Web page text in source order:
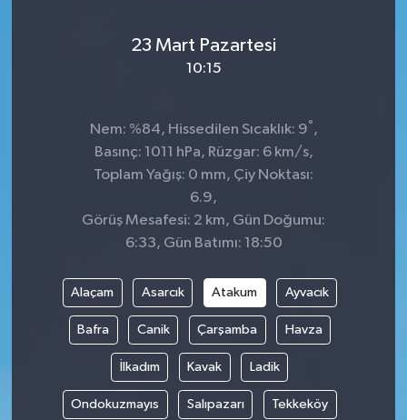
23 Mart Pazartesi
10:15
Nem: %84, Hissedilen Sıcaklık: 9°,
Basınç: 1011 hPa, Rüzgar: 6 km/s,
Toplam Yağış: 0 mm, Çiy Noktası:
6.9,
Görüş Mesafesi: 2 km, Gün Doğumu:
6:33, Gün Batımı: 18:50
Alaçam Asarcık Atakum Ayvacık
Bafra Canik Çarşamba Havza
İlkadım Kavak Ladik
Ondokuzmayıs Salıpazarı Tekkeköy